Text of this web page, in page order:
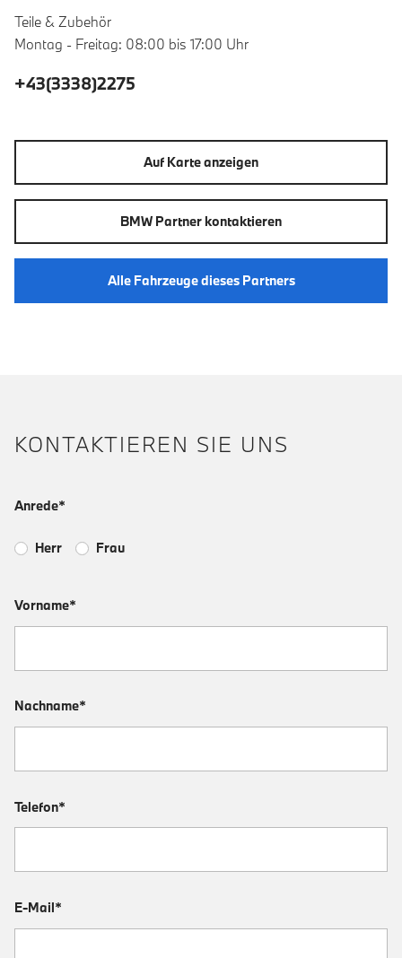
Teile & Zubehör
Montag - Freitag: 08:00 bis 17:00 Uhr
+43(3338)2275
Auf Karte anzeigen
BMW Partner kontaktieren
Alle Fahrzeuge dieses Partners
KONTAKTIEREN SIE UNS
Anrede*
Herr Frau
Vorname*
Nachname*
Telefon*
E-Mail*